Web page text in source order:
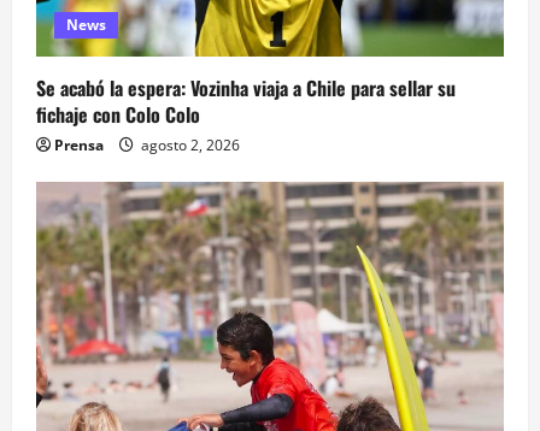
News
Se acabó la espera: Vozinha viaja a Chile para sellar su
fichaje con Colo Colo
Prensa agosto 2, 2026